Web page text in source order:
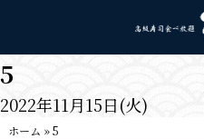
5
2022年11月15日(火)
ホーム »5